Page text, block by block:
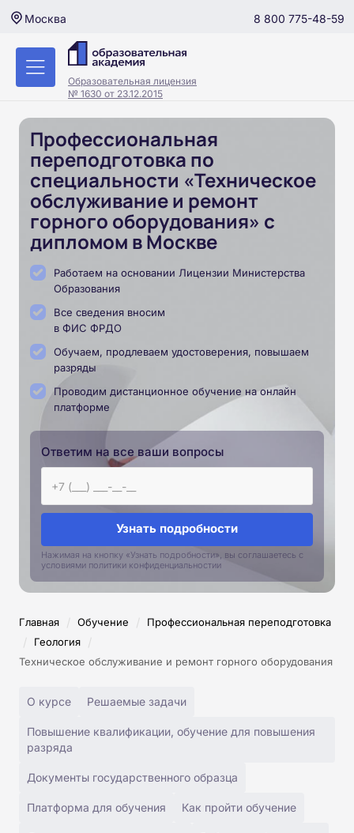
Москва 8 800 775-48-59
Образовательная лицензия
№ 1630 от 23.12.2015
Профессиональная
переподготовка по
специальности «Техническое
обслуживание и ремонт
горного оборудования» с
дипломом в Москве
Работаем на основании Лицензии Министерства
Образования
Все сведения вносим
в ФИС ФРДО
Обучаем, продлеваем удостоверения, повышаем
разряды
Проводим дистанционное обучение на онлайн
платформе
Ответим на все ваши вопросы
Узнать подробности
Нажимая на кнопку «Узнать подробности», вы соглашаетесь с
условиями политики конфиденциальностии
Главная / Обучение / Профессиональная переподготовка
/ Геология /
Техническое обслуживание и ремонт горного оборудования
О курсе Решаемые задачи
Повышение квалификации, обучение для повышения
разряда
Документы государственного образца
Платформа для обучения Как пройти обучение